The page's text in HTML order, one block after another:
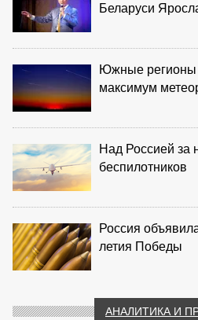
Беларуси
Южные регионы
максимум
Над Россией за
беспилотников
Россия
летия Победы
АНАЛИТИКА И